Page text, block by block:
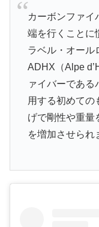
カーボンファイ
端を行くことに
ラベル・オール
ADHX（Alpe
ァイバーであ
用する初めての
げで剛性や重量
を増加させられ